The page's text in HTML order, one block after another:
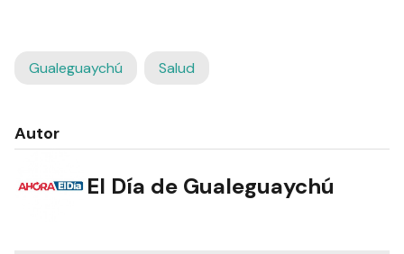
Gualeguaychú Salud
Autor
El Día de Gualeguaychú